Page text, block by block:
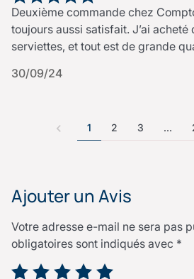
Deuxième commande chez
toujours aussi satisfait. J’ai
serviettes, et tout est de grande
30/09/24
1 2 3 …
Ajouter un Avis
Votre adresse e-mail ne sera pas
obligatoires sont indiqués avec *
Votre note*